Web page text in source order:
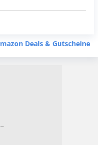
Deals & Gutscheine